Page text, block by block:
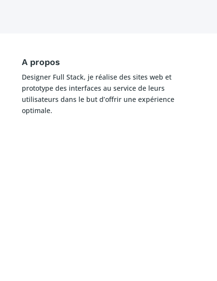
A propos
Designer Full Stack, je réalise des sites web et
prototype des interfaces au service de leurs
utilisateurs dans le but d’offrir une expérience
optimale.